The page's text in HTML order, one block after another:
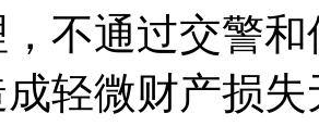
不通过交警
轻微财产损